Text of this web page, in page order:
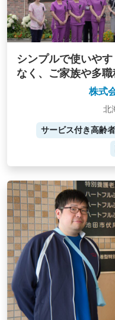
シンプルで使いや
なく、ご家族や多
株式
北
サービス付き高齢